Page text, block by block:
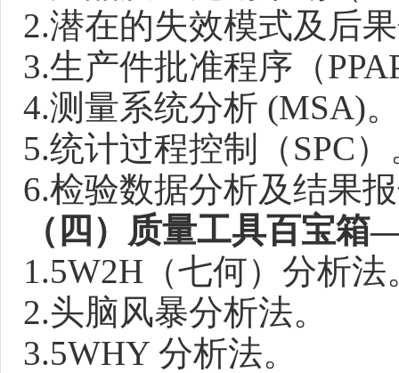
2.潜在的失效模式及后
3.生产件批准程序（
4.测量系统分析 (MSA)
5.统计过程控制（SPC）
6.检验数据分析及结果
（四）质量工具百宝
1.5W2H（七何）分析法
2.头脑风暴分析法。
3.5WHY 分析法。